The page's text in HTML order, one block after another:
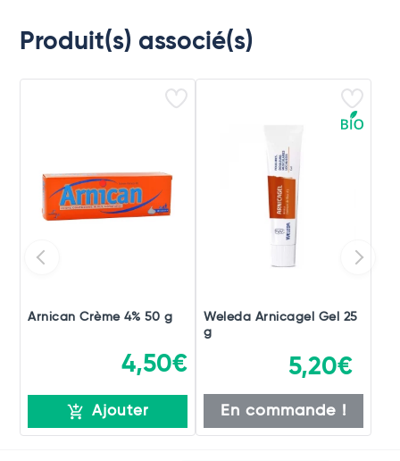
Produit(s) associé(s)
Arnican Crème 4% 50 g
4,50€
Ajouter
Weleda Arnicagel Gel 25
g
5,20€
En commande !